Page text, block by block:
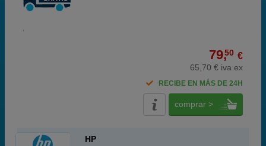
79,50 €
65,70 € iva ex
RECIBE EN MÁS DE 24H
comprar >
HP